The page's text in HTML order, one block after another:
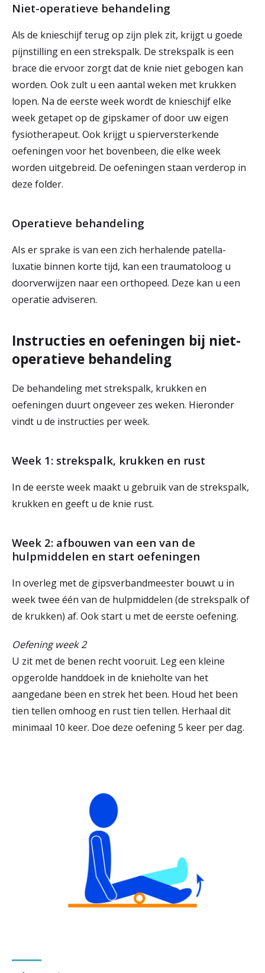
Niet-operatieve behandeling
Als de knieschijf terug op zijn plek zit, krijgt u goede
pijnstilling en een strekspalk. De strekspalk is een
brace die ervoor zorgt dat de knie niet gebogen kan
worden. Ook zult u een aantal weken met krukken
lopen. Na de eerste week wordt de knieschijf elke
week getapet op de gipskamer of door uw eigen
fysiotherapeut. Ook krijgt u spierversterkende
oefeningen voor het bovenbeen, die elke week
worden uitgebreid. De oefeningen staan verderop in
deze folder.
Operatieve behandeling
AIs er sprake is van een zich herhalende patella-
luxatie binnen korte tijd, kan een traumatoloog u
doorverwijzen naar een orthopeed. Deze kan u een
operatie adviseren.
Instructies en oefeningen bij niet-
operatieve behandeling
De behandeling met strekspalk, krukken en
oefeningen duurt ongeveer zes weken. Hieronder
vindt u de instructies per week.
Week 1: strekspalk, krukken en rust
In de eerste week maakt u gebruik van de strekspalk,
krukken en geeft u de knie rust.
Week 2: afbouwen van een van de
hulpmiddelen en start oefeningen
In overleg met de gipsverbandmeester bouwt u in
week twee één van de hulpmiddelen (de strekspalk of
de krukken) af. Ook start u met de eerste oefening.
Oefening week 2
U zit met de benen recht vooruit. Leg een kleine
opgerolde handdoek in de knieholte van het
aangedane been en strek het been. Houd het been
tien tellen omhoog en rust tien tellen. Herhaal dit
minimaal 10 keer. Doe deze oefening 5 keer per dag.